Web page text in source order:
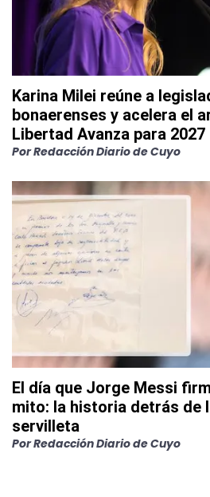
Karina Milei reúne a
bonaerenses y acelera el
Libertad Avanza para 2027
PorRedacción Diario de Cuyo
El día que Jorge Messi
mito: la historia detrás de
servilleta
PorRedacción Diario de Cuyo